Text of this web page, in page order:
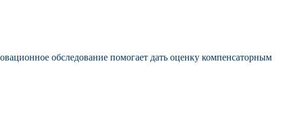
обследование помогает дать оценку компенсаторным